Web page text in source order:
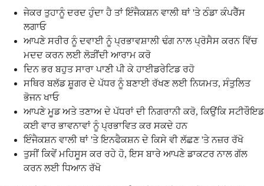
ਜੇਕਰ ਤੁਹਾਨੂੰ ਦਰਦ ਹੁੰਦਾ ਹੈ ਤਾਂ ਇੰਜੈਕਸ਼ਨ ਵਾਲੀ ਥਾਂ 'ਤੇ ਠੰਡਾ ਕੰਪਰੈੱਸ
ਲਗਾਓ
ਆਪਣੇ ਸਰੀਰ ਨੂੰ ਦਵਾਈ ਨੂੰ ਪ੍ਰਭਾਵਸ਼ਾਲੀ ਢੰਗ ਨਾਲ ਪ੍ਰੋਸੈਸ ਕਰਨ ਵਿੱਚ
ਮਦਦ ਕਰਨ ਲਈ ਲੋੜੀਂਦੀ ਆਰਾਮ ਕਰੋ
ਦਿਨ ਭਰ ਬਹੁਤ ਸਾਰਾ ਪਾਣੀ ਪੀ ਕੇ ਹਾਈਡਰੇਟਿਡ ਰਹੋ
ਸਥਿਰ ਬਲੱਡ ਸ਼ੂਗਰ ਦੇ ਪੱਧਰ ਨੂੰ ਬਣਾਈ ਰੱਖਣ ਲਈ ਨਿਯਮਤ, ਸੰਤੁਲਿਤ
ਭੋਜਨ ਖਾਓ
ਆਪਣੇ ਮੂਡ ਅਤੇ ਤਣਾਅ ਦੇ ਪੱਧਰਾਂ ਦੀ ਨਿਗਰਾਨੀ ਕਰੋ, ਕਿਉਂਕਿ ਸਟੀਰੌਇਡ
ਕਈ ਵਾਰ ਭਾਵਨਾਵਾਂ ਨੂੰ ਪ੍ਰਭਾਵਿਤ ਕਰ ਸਕਦੇ ਹਨ
ਇੰਜੈਕਸ਼ਨ ਵਾਲੀ ਥਾਂ 'ਤੇ ਇਨਫੈਕਸ਼ਨ ਦੇ ਕਿਸੇ ਵੀ ਲੱਛਣ 'ਤੇ ਨਜ਼ਰ ਰੱਖੋ
ਤੁਸੀਂ ਕਿਵੇਂ ਮਹਿਸੂਸ ਕਰ ਰਹੇ ਹੋ, ਇਸ ਬਾਰੇ ਆਪਣੇ ਡਾਕਟਰ ਨਾਲ ਗੱਲ
ਕਰਨ ਲਈ ਧਿਆਨ ਰੱਖੋ